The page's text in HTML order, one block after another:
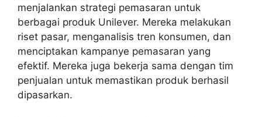
menjalankan strategi pemasaran untuk
berbagai produk Unilever. Mereka melakukan
riset pasar, menganalisis tren konsumen, dan
menciptakan kampanye pemasaran yang
efektif. Mereka juga bekerja sama dengan tim
penjualan untuk memastikan produk berhasil
dipasarkan.